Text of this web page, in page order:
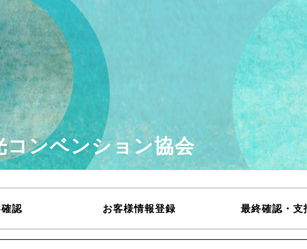
コンベンション協会
認 お客様情報登録 最終確認・支